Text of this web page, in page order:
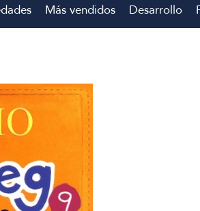
Más vendidos Desarrollo